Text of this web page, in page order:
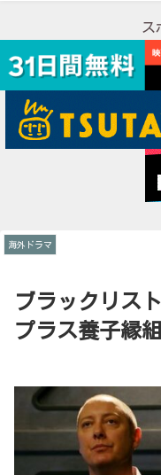
ス
ブラックリス
プラス養子縁
海外ドラマ